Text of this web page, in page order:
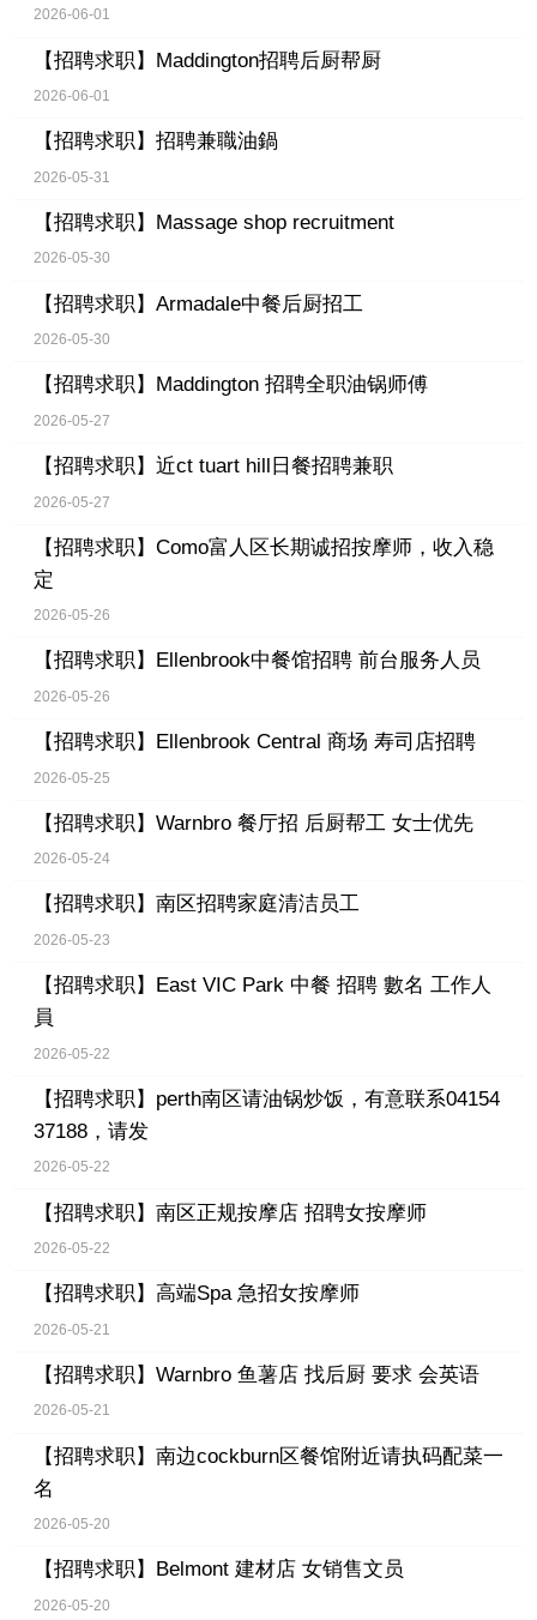
2026-06-01
【招聘求职】 Maddington招聘后厨帮厨
2026-06-01
【招聘求职】 招聘兼職油鍋
2026-05-31
【招聘求职】 Massage shop recruitment
2026-05-30
【招聘求职】 Armadale中餐后厨招工
2026-05-30
【招聘求职】 Maddington 招聘全职油锅师傅
2026-05-27
【招聘求职】 近ct tuart hill日餐招聘兼职
2026-05-27
【招聘求职】 Como富人区长期诚招按摩师，收入稳
定
2026-05-26
【招聘求职】 Ellenbrook中餐馆招聘 前台服务人员
2026-05-26
【招聘求职】 Ellenbrook Central 商场 寿司店招聘
2026-05-25
【招聘求职】 Warnbro 餐厅招 后厨帮工 女士优先
2026-05-24
【招聘求职】 南区招聘家庭清洁员工
2026-05-23
【招聘求职】 East VIC Park 中餐 招聘 數名 工作人
員
2026-05-22
【招聘求职】 perth南区请油锅炒饭，有意联系04154
37188，请发
2026-05-22
【招聘求职】 南区正规按摩店 招聘女按摩师
2026-05-22
【招聘求职】 高端Spa 急招女按摩师
2026-05-21
【招聘求职】 Warnbro 鱼薯店 找后厨 要求 会英语
2026-05-21
【招聘求职】 南边cockburn区餐馆附近请执码配菜一
名
2026-05-20
【招聘求职】 Belmont 建材店 女销售文员
2026-05-20